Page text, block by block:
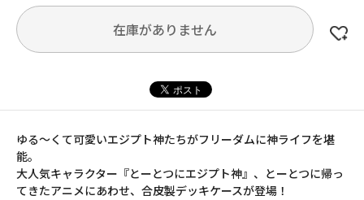
在庫がありません
ゆる～くて可愛いエジプト神たちがフリーダムに神ライフを堪
能。
大人気キャラクター『とーとつにエジプト神』、とーとつに帰っ
てきたアニメにあわせ、合皮製デッキケースが登場！